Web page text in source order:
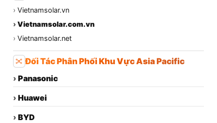
› Vietnamsolar.vn
› Vietnamsolar.com.vn
› Vietnamsolar.net
Đối Tác Phân Phối Khu Vực Asia Pacific
› Panasonic
› Huawei
› BYD